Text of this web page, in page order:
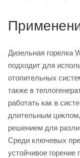
Дизельная горелка
подходит для
отопительных
также в
работать как в
длительным
решением для
Среди ключевых
устойчивое